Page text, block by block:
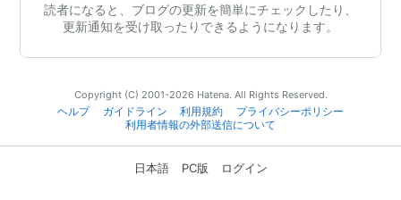
読者になると、ブログの更新を簡単にチェックしたり、
更新通知を受け取ったりできるようになります。
Copyright (C) 2001-2026 Hatena. All Rights Reserved.
ヘルプ
ガイドライン 利用規約
プライバシーポリシー
利用者情報の外部送信について
日本語 PC版 ログイン